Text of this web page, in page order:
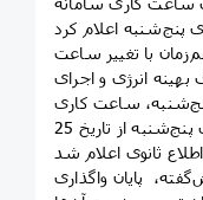
با تغییر ساعت
انرژی و اجرای
ساعت کاری
سامانه چکاوک طی روزهای پنج‌شنبه از تاریخ 25
پایان واگذاری